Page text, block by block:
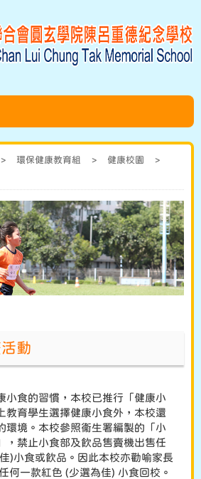
> 環保健康教育組 > 健康校園
>
動
小食的習慣，本校已推行「健康小
教育學生選擇健康小食外，本校還
環境。本校參照衞生署編製的「小
，禁止小食部及飲品售賣機出售任
)小食或飲品。因此本校亦勸喻家長
何一款紅色 (少選為佳) 小食回校。